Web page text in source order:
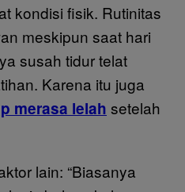
kondisi fisik. Rutinitas
meskipun saat hari
susah tidur telat
Karena itu juga
merasa lelah setelah
lain: “Biasanya